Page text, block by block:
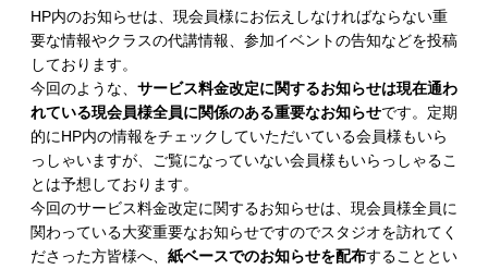
HP内のお知らせは、現会員様にお伝えしなければならない重
要な情報やクラスの代講情報、参加イベントの告知などを投稿
しております。
今回のような、 サービス料金改定に関するお知らせは現在通わ
れている現会員様全員に関係のある重要なお知らせです。定期
的にHP内の情報をチェックしていただいている会員様もいら
っしゃいますが、ご覧になっていない会員様もいらっしゃるこ
とは予想しております。
今回のサービス料金改定に関するお知らせは、現会員様全員に
関わっている大変重要なお知らせですのでスタジオを訪れてく
ださった方皆様へ、 紙ベースでのお知らせを配布することとい